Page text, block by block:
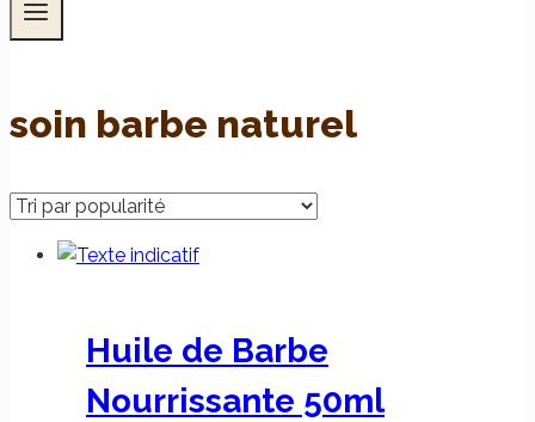
soin barbe naturel
Huile de Barbe
Nourrissante 50ml